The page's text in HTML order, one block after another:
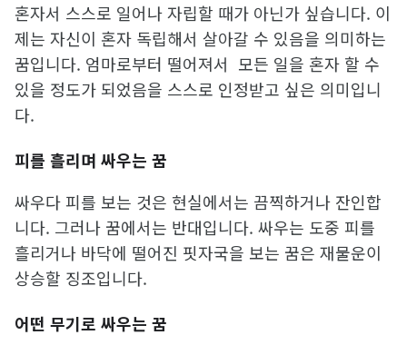
혼자서 스스로 일어나 자립할 때가 아닌가 싶습니다. 이
제는 자신이 혼자 독립해서 살아갈 수 있음을 의미하는
꿈입니다. 엄마로부터 떨어져서 모든 일을 혼자 할 수
있을 정도가 되었음을 스스로 인정받고 싶은 의미입니
다.
피를 흘리며 싸우는 꿈
싸우다 피를 보는 것은 현실에서는 끔찍하거나 잔인합
니다. 그러나 꿈에서는 반대입니다. 싸우는 도중 피를
흘리거나 바닥에 떨어진 핏자국을 보는 꿈은 재물운이
상승할 징조입니다.
어떤 무기로 싸우는 꿈